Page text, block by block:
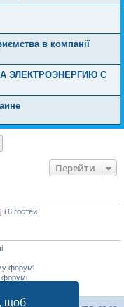
щоб
в компанії
ЭЛЕКТРОЭНЕРГИЮ С
Перейти
і 6 гостей
форумі
форумі